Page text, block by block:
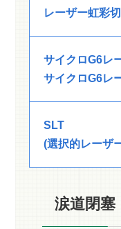
レーザー虹彩
サイクロG6レ
サイクロG6レ
SLT
(選択的レーザ
涙道閉塞